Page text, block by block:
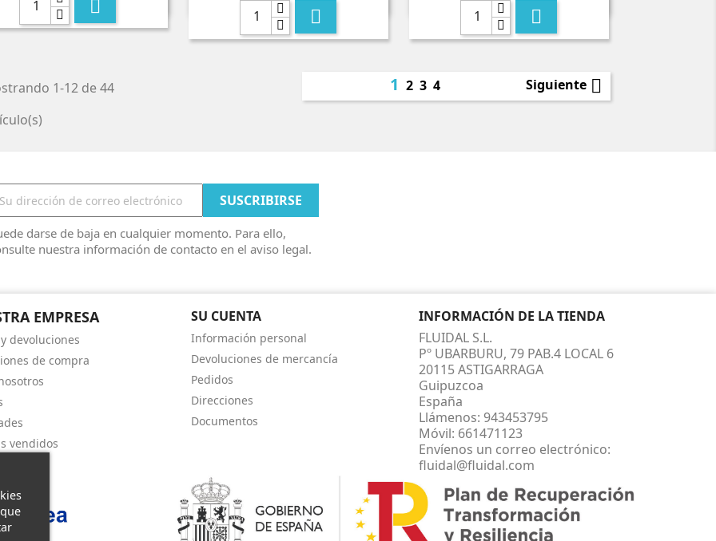

 
1-12 de 44
1234 Siguiente 
darse de baja en cualquier momento. Para ello,
nuestra información de contacto en el aviso legal.
EMPRESA
devoluciones
de compra
vendidos
SU CUENTA
Información personal
Devoluciones de mercancía
Pedidos
Direcciones
Documentos
INFORMACIÓN DE LA TIENDA
FLUIDAL S.L.
Pº UBARBURU, 79 PAB.4 LOCAL 6
20115 ASTIGARRAGA
Guipuzcoa
España
Llámenos: 943453795
Móvil: 661471123
Envíenos un correo electrónico:
fluidal@fluidal.com